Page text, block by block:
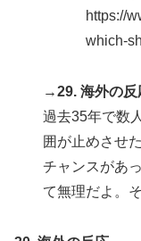
https://
which-
→29. 海外の反
過去35年で数
囲が止めさせ
チャンスがあ
て無理だよ。